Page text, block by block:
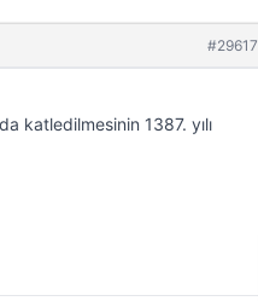
#29617
katledilmesinin 1387. yılı